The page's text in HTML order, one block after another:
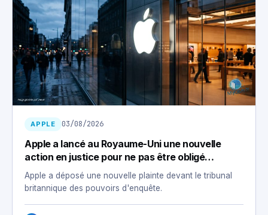
APPLE 03/08/2026
Apple a lancé au Royaume-Uni une nouvelle
action en justice pour ne pas être obligé
d’installer une porte dérobée
Apple a déposé une nouvelle plainte devant le tribunal
britannique des pouvoirs d'enquête.